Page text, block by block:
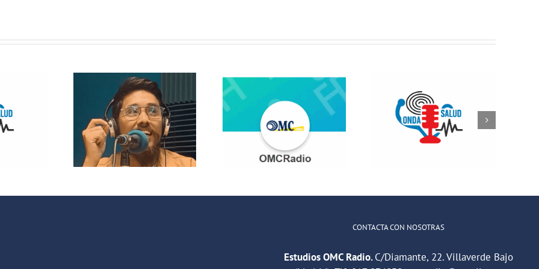
que
y
¿Quieres
participar en
OMC Radio?
ONDA SALUD:
Hablamos
sobre hábitos
saludables en
la educación
CONTACTA CON NOSOTRAS
Estudios OMC Radio.C/Diamante, 22. Villaverde Bajo